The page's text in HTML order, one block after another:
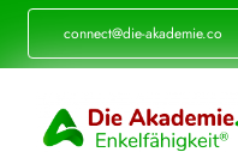
Zum
Inhalt
connect@die-akademie.co